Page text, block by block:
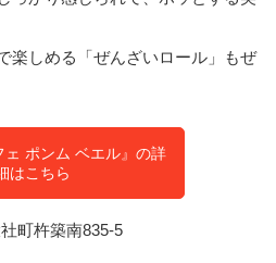
楽しめる「ぜんざいロール」もぜ
ェ ポンム ベエル』の詳
はこちら
町杵築南835-5